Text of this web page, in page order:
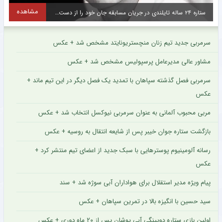
ستاره محبوب تراکتور پس از مصدومیت جزئی روند درمان را پشت سر گذاشت + عکس مشاهده
سرمربی جدید تیم زنان منچستریونایتد مشخص شد + عکس
مشاور عالی مدیرعامل پرسپولیس مشخص شد + عکس
سرمربی فصل گذشته سپاهان با تمدید یک فصل دیگر در این تیم ماند +
عکس
مربی محبوب آلمانی به عنوان سرمربی نیوکسل انتخاب شد + عکس
بازگشت ستاره جوان خیبر پس از شایعه انتقال به روسیه + عکس
رسانه آلومینیوم پوسترهایی با سبک جدید از اعضای تیم منتشر کرد +
عکس
پیام ویژه مدیر استقلال برای هواداران آبی سوژه شد + سند
سید حسین با انگیزه بالا در تمرین سپاهان + عکس